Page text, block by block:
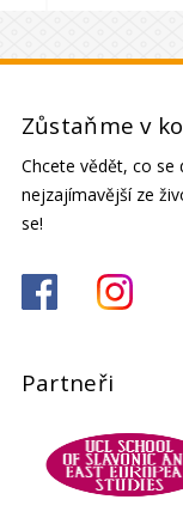
Zůstaňme v
Chcete vědět, co
nejzajímavější ze
se!
Partneři